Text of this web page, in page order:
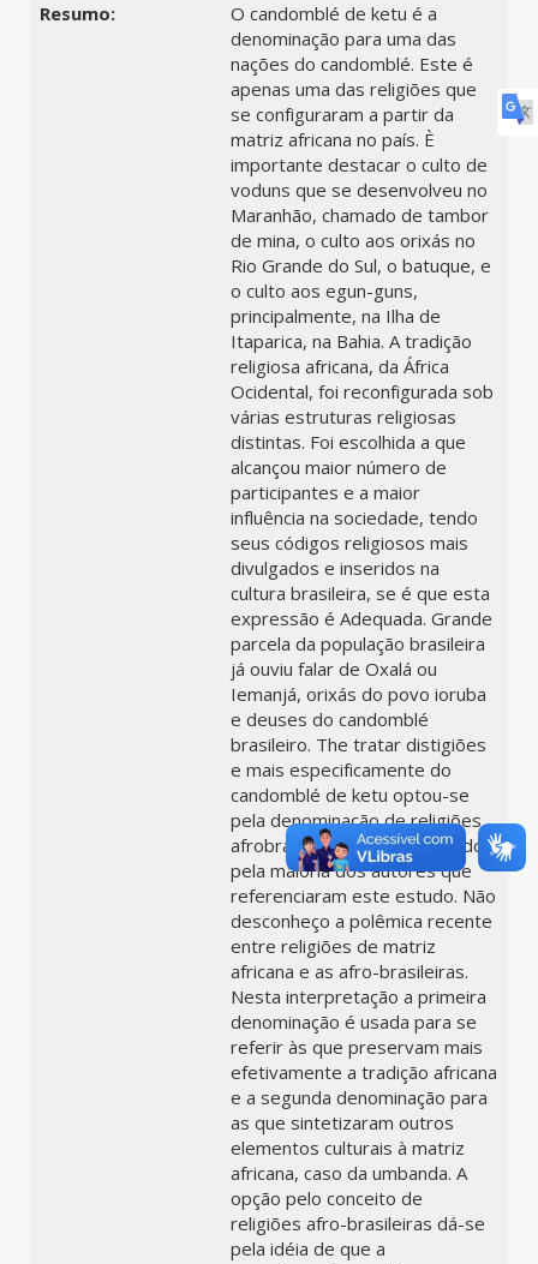
Resumo:
O candomblé de ketu é a
denominação para uma das
nações do candomblé. Este é
apenas uma das religiões que
se configuraram a partir da
matriz africana no país. È
importante destacar o culto de
voduns que se desenvolveu no
Maranhão, chamado de tambor
de mina, o culto aos orixás no
Rio Grande do Sul, o batuque, e
o culto aos egun-guns,
principalmente, na Ilha de
Itaparica, na Bahia. A tradição
religiosa africana, da África
Ocidental, foi reconfigurada sob
várias estruturas religiosas
distintas. Foi escolhida a que
alcançou maior número de
participantes e a maior
influência na sociedade, tendo
seus códigos religiosos mais
divulgados e inseridos na
cultura brasileira, se é que esta
expressão é Adequada. Grande
parcela da população brasileira
já ouviu falar de Oxalá ou
Iemanjá, orixás do povo ioruba
e deuses do candomblé
brasileiro. The tratar distigiões
e mais especificamente do
candomblé de ketu optou-se
pela denominação de religiões
afrobrasileiras, conceito usado
pela maioria dos autores que
referenciaram este estudo. Não
desconheço a polêmica recente
entre religiões de matriz
africana e as afro-brasileiras.
Nesta interpretação a primeira
denominação é usada para se
referir às que preservam mais
efetivamente a tradição africana
e a segunda denominação para
as que sintetizaram outros
elementos culturais à matriz
africana, caso da umbanda. A
opção pelo conceito de
religiões afro-brasileiras dá-se
pela idéia de que a